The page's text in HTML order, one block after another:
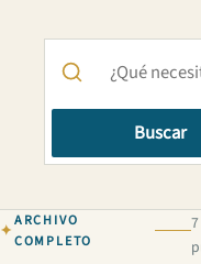
Buscar
ARCHIVO
COMPLETO
7